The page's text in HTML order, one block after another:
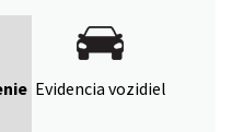
Evidencia vozidiel